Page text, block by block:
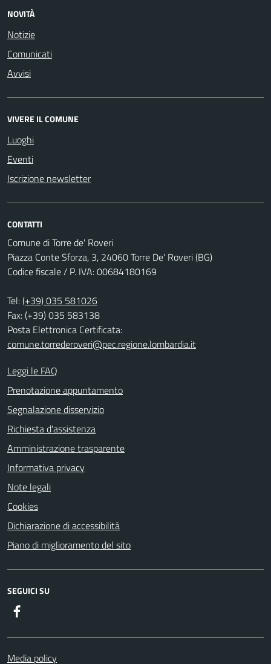
NOVITÀ
Notizie
Comunicati
Avvisi
VIVERE IL COMUNE
Luoghi
Eventi
Iscrizione newsletter
CONTATTI
Comune di Torre de' Roveri
Piazza Conte Sforza, 3, 24060 Torre De' Roveri (BG)
Codice fiscale / P. IVA: 00684180169
Tel:(+39) 035 581026
Fax: (+39) 035 583138
Posta Elettronica Certificata:
comune.torrederoveri@pec.regione.lombardia.it
Leggi le FAQ
Prenotazione appuntamento
Segnalazione disservizio
Richiesta d'assistenza
Amministrazione trasparente
Informativa privacy
Note legali
Cookies
Dichiarazione di accessibilità
Piano di miglioramento del sito
SEGUICI SU
Media policy